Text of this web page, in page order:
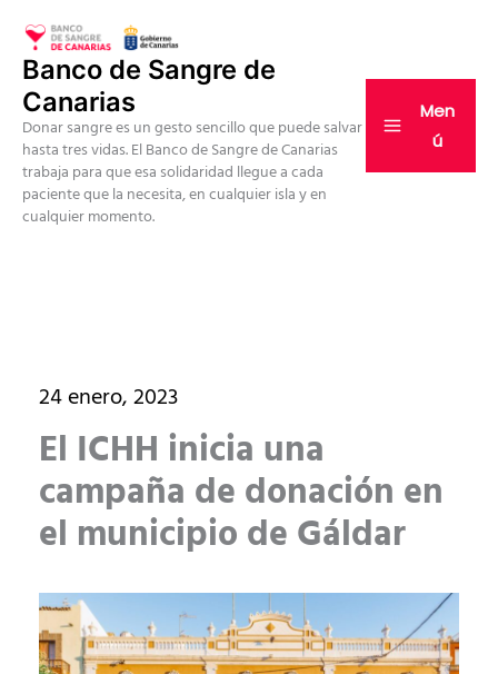
contenido
Banco de Sangre de
Canarias
Donar sangre es un gesto sencillo que puede salvar
hasta tres vidas. El Banco de Sangre de Canarias
trabaja para que esa solidaridad llegue a cada
paciente que la necesita, en cualquier isla y en
cualquier momento.
Men
ú
24 enero, 2023
El ICHH inicia una
campaña de donación en
el municipio de Gáldar